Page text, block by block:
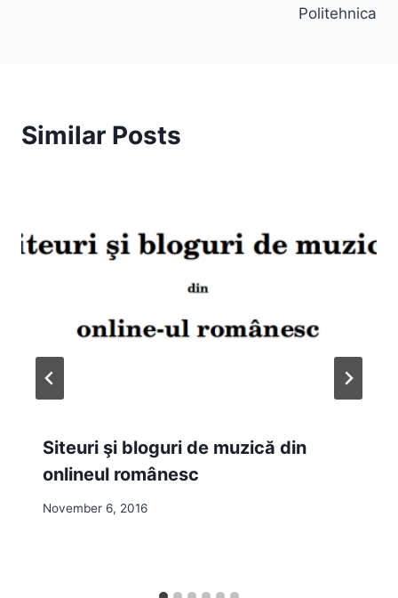
Politehnica
Similar Posts
Siteuri şi bloguri de muzică din
onlineul românesc
November 6, 2016